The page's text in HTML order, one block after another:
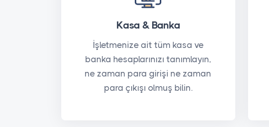
Kasa & Banka
İşletmenize ait tüm kasa ve
banka hesaplarınızı tanımlayın,
ne zaman para girişi ne zaman
para çıkışı olmuş bilin.